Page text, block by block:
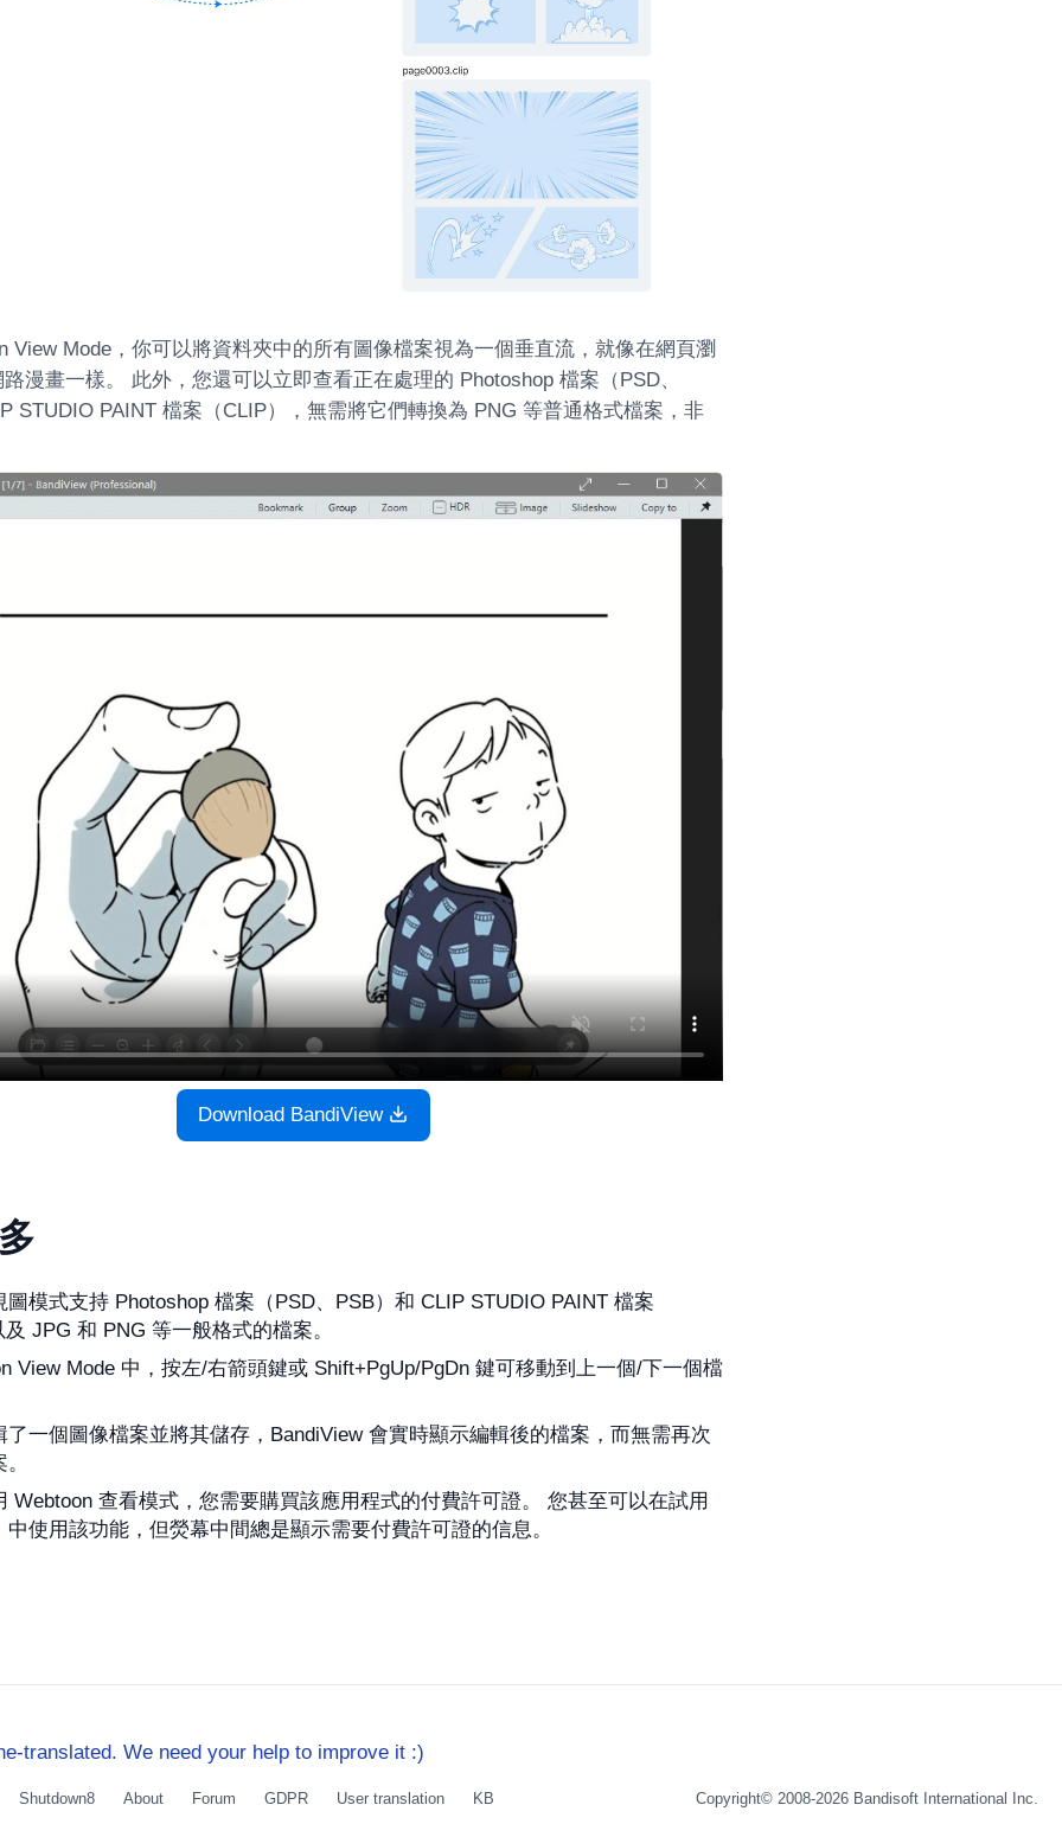
View Mode，你可以將資料夾中的所有圖像檔案視為一個垂直流，就像在網頁瀏
漫畫一樣。 此外，您還可以立即查看正在處理的 Photoshop 檔案（PSD、
STUDIO PAINT 檔案（CLIP），無需將它們轉換為 PNG 等普通格式檔案，非
Download BandiView
圖模式支持 Photoshop 檔案（PSD、PSB）和 CLIP STUDIO PAINT 檔案
JPG 和 PNG 等一般格式的檔案。
View Mode 中，按左/右箭頭鍵或 Shift+PgUp/PgDn 鍵可移動到上一個/下一個檔
了一個圖像檔案並將其儲存，BandiView 會實時顯示編輯後的檔案，而無需再次
Webtoon 查看模式，您需要購買該應用程式的付費許可證。 您甚至可以在試用
中使用該功能，但熒幕中間總是顯示需要付費許可證的信息。
translated. We need your help to improve it :)
Shutdown8 About Forum GDPR User translation KB Copyright© 2008-2026 Bandisoft International Inc.